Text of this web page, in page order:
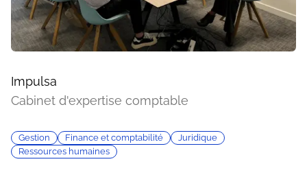
Impulsa
Cabinet d'expertise comptable
Gestion Finance et comptabilité
Juridique
Ressources humaines